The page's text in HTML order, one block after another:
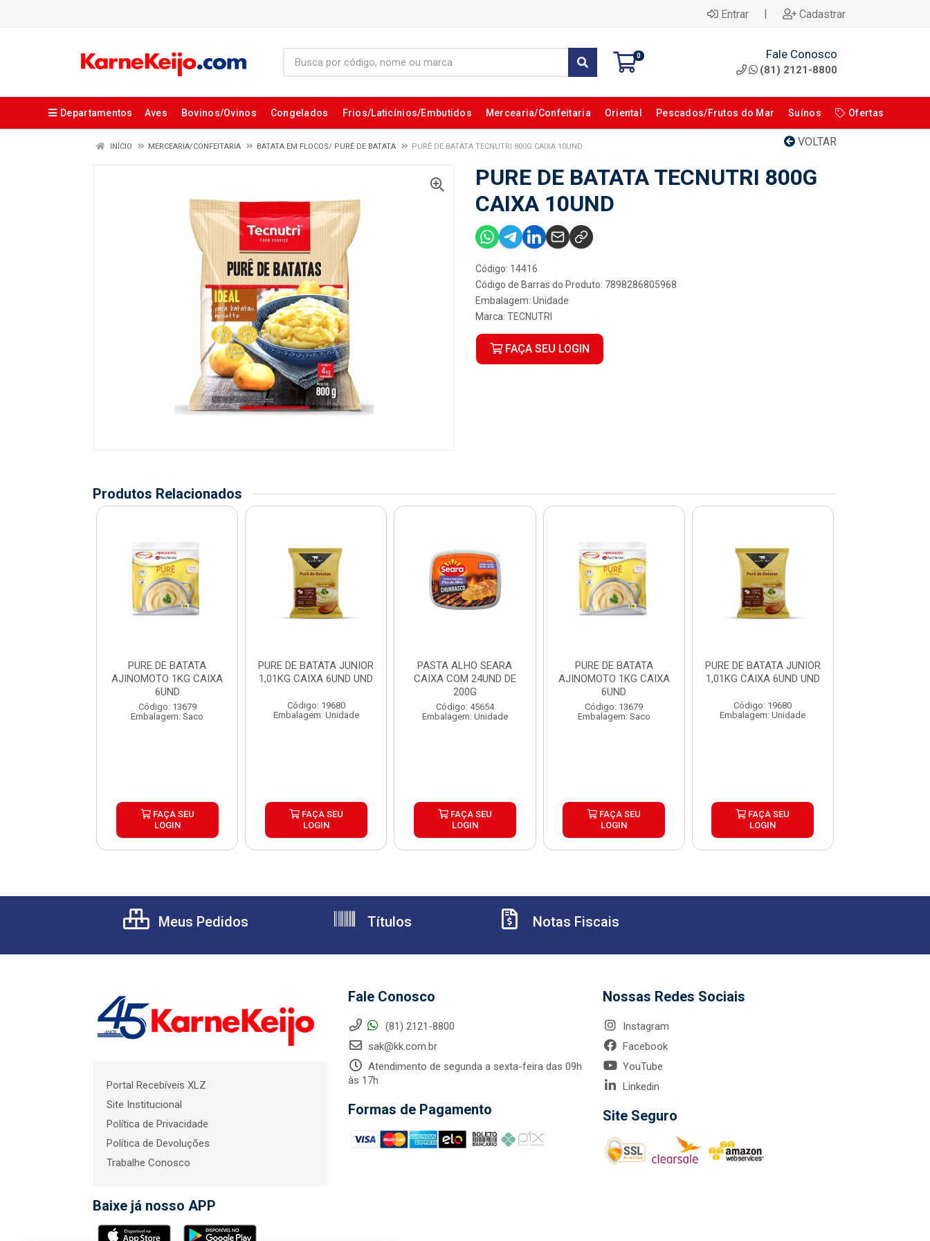
Entrar | Cadastrar
0 Fale Conosco
(81) 2121-8800
Departamentos Aves Bovinos/Ovinos Congelados Frios/Laticínios/Embutidos Mercearia/Confeitaria Oriental Pescados/Frutos do Mar Suínos Ofertas
VOLTAR
INÍCIO MERCEARIA/CONFEITARIA BATATA EM FLOCOS/ PURÊ DE BATATA PURÊ DE BATATA TECNUTRI 800G CAIXA 10UND
PURE DE BATATA TECNUTRI 800G
CAIXA 10UND
Código: 14416
Código de Barras do Produto: 7898286805968
Embalagem: Unidade
Marca: TECNUTRI
FAÇA SEU LOGIN
Produtos Relacionados
PURE DE BATATA
AJINOMOTO 1KG CAIXA
6UND
Código: 13679
Embalagem: Saco
FAÇA SEU
LOGIN
PURE DE BATATA JUNIOR
1,01KG CAIXA 6UND UND
Código: 19680
Embalagem: Unidade
FAÇA SEU
LOGIN
PASTA ALHO SEARA
CAIXA COM 24UND DE
200G
Código: 45654
Embalagem: Unidade
FAÇA SEU
LOGIN
PURE DE BATATA
AJINOMOTO 1KG CAIXA
6UND
Código: 13679
Embalagem: Saco
FAÇA SEU
LOGIN
PURE DE BATATA JUNIOR
1,01KG CAIXA 6UND UND
Código: 19680
Embalagem: Unidade
FAÇA SEU
LOGIN
Meus Pedidos Títulos Notas Fiscais
Portal Recebíveis XLZ
Site Institucional
Política de Privacidade
Política de Devoluções
Trabalhe Conosco
Baixe já nosso APP
Fale Conosco
(81) 2121-8800
sak@kk.com.br
Atendimento de segunda a sexta-feira das 09h
às 17h
Formas de Pagamento
Nossas Redes Sociais
Instagram
Facebook
YouTube
Linkedin
Site Seguro